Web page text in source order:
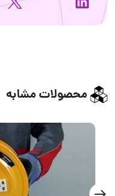
محصولات مشابه